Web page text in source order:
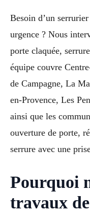
Besoin d’un
urgence ? Nous
porte claquée,
équipe couvre
de Campagne, La
en-Provence, Les
ainsi que les
ouverture de porte,
serrure avec une
Pourquoi
travaux